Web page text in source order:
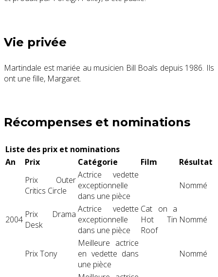
Vie privée
Martindale est mariée au musicien Bill Boals depuis 1986. Ils
ont une fille, Margaret.
Récompenses et nominations
Liste des prix et nominations
An
Prix Catégorie Film Résultat
2004
Prix ​​Outer
Critics Circle
Actrice vedette
exceptionnelle
dans une pièce
Cat on a
Hot Tin
Roof
Nommé
Prix ​​Drama
Desk
Actrice vedette
exceptionnelle
dans une pièce
Nommé
Prix ​​Tony
Meilleure actrice
en vedette dans
une pièce
Nommé